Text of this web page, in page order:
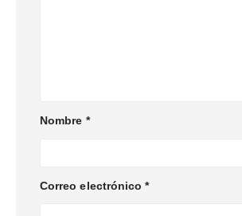
Nombre *
Correo electrónico*